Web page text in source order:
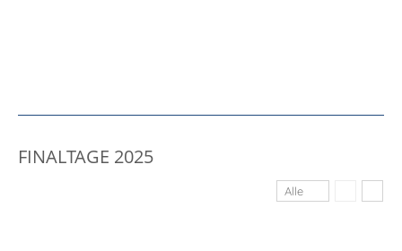
FINALTAGE 2025
Alle